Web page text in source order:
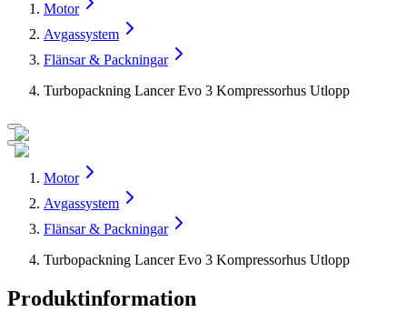
Motor
Avgassystem
Flänsar & Packningar
Turbopackning Lancer Evo 3 Kompressorhus Utlopp
Motor
Avgassystem
Flänsar & Packningar
Turbopackning Lancer Evo 3 Kompressorhus Utlopp
Produktinformation